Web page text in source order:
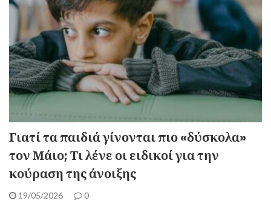
Γιατί τα παιδιά γίνονται πιο «δύσκολα»
τον Μάιο; Τι λένε οι ειδικοί για την
κούραση της άνοιξης
19/05/2026 0